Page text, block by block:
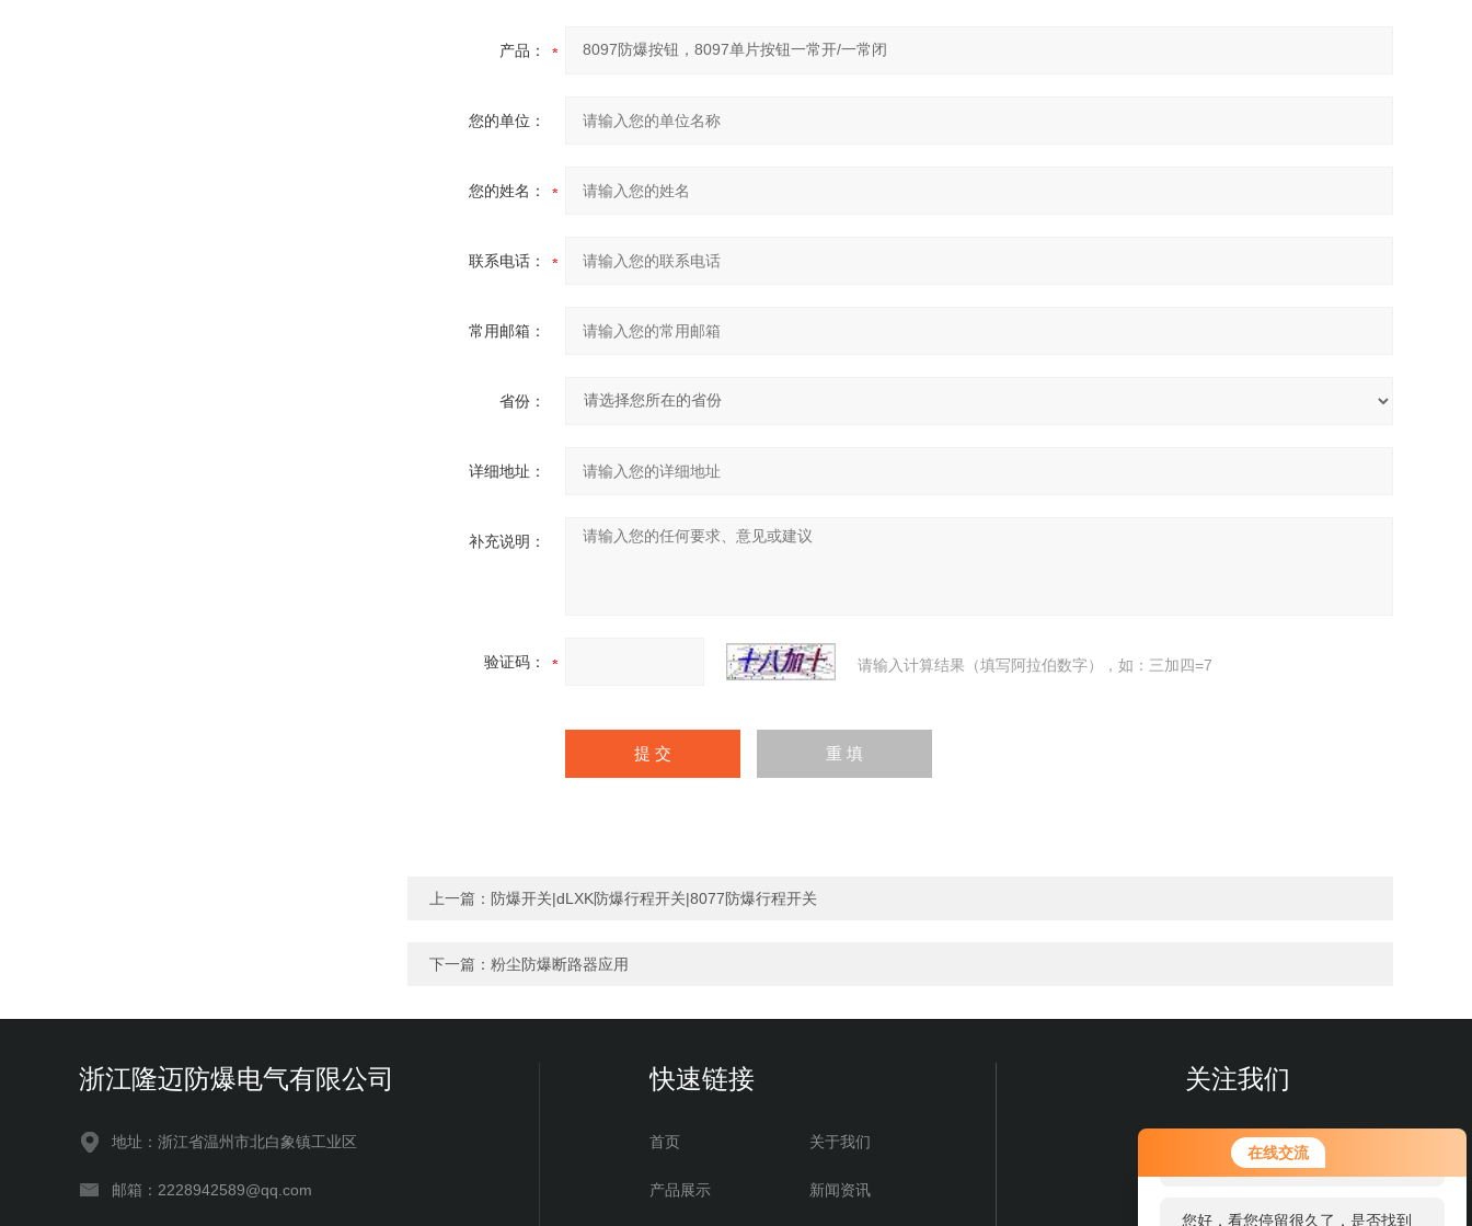
在线交流
您好！欢迎前来咨询，很高兴为您
服务，请问您要咨询什么问题呢？
您好，看您停留很久了，是否找到
产品：
您的单位：
您的姓名：
联系电话：
常用邮箱：
省份：
详细地址：
补充说明：
验证码： 请输入计算结果（填写阿拉伯数字），如：三加四=7
上一篇： 防爆开关|dLXK防爆行程开关|8077防爆行程开关
下一篇： 粉尘防爆断路器应用
浙江隆迈防爆电气有限公司
地址：浙江省温州市北白象镇工业区
邮箱：2228942589@qq.com
快速链接
首页 关于我们
产品展示 新闻资讯
关注我们